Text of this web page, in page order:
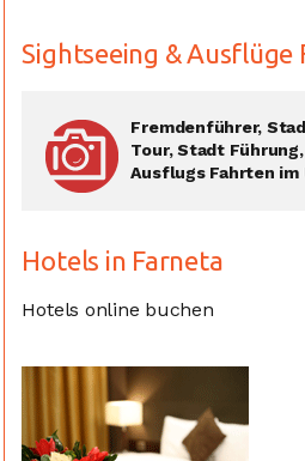
Sightseeing & Ausflüge
Fremdenführer,
Tour, Stadt
Ausflugs Fahrten im
Hotels in Farneta
Hotels online buchen